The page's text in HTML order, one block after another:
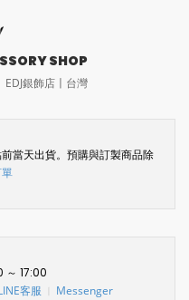
SHOP
EDJ銀飾店〡台灣
當天出貨。預購與訂製商品除
～ 17:00
客服 Messenger